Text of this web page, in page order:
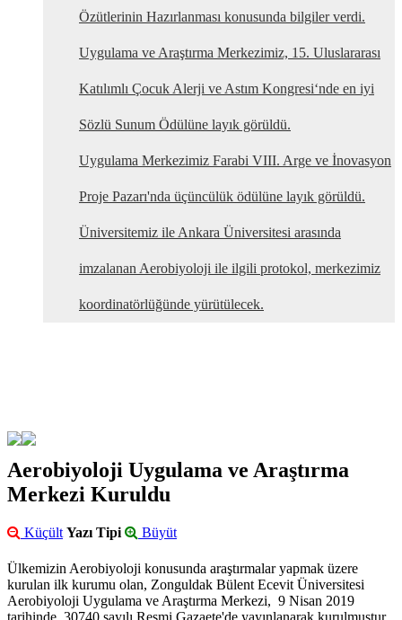
Özütlerinin Hazırlanması konusunda bilgiler verdi.
Uygulama ve Araştırma Merkezimiz, 15. Uluslararası
Katılımlı Çocuk Alerji ve Astım Kongresi‘nde en iyi
Sözlü Sunum Ödülüne layık görüldü.
Uygulama Merkezimiz Farabi VIII. Arge ve İnovasyon
Proje Pazarı'nda üçüncülük ödülüne layık görüldü.
Üniversitemiz ile Ankara Üniversitesi arasında
imzalanan Aerobiyoloji ile ilgili protokol, merkezimiz
koordinatörlüğünde yürütülecek.
Aerobiyoloji Uygulama ve Araştırma
Merkezi Kuruldu
Küçült Yazı Tipi Büyüt
Ülkemizin Aerobiyoloji konusunda araştırmalar yapmak üzere
kurulan ilk kurumu olan, Zonguldak Bülent Ecevit Üniversitesi
Aerobiyoloji Uygulama ve Araştırma Merkezi, 9 Nisan 2019
tarihinde, 30740 sayılı Resmi Gazaete'de yayınlanarak kurulmuştur.